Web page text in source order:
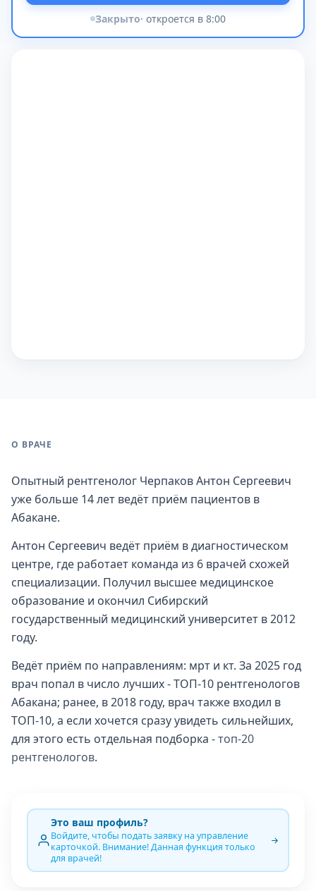
Закрыто· откроется в 8:00
О ВРАЧЕ
Опытный рентгенолог Черпаков Антон Сергеевич
уже больше 14 лет ведёт приём пациентов в
Абакане.
Антон Сергеевич ведёт приём в диагностическом
центре, где работает команда из 6 врачей схожей
специализации. Получил высшее медицинское
образование и окончил Сибирский
государственный медицинский университет в 2012
году.
Ведёт приём по направлениям: мрт и кт. За 2025 год
врач попал в число лучших - ТОП-10 рентгенологов
Абакана; ранее, в 2018 году, врач также входил в
ТОП-10, а если хочется сразу увидеть сильнейших,
для этого есть отдельная подборка -топ-20
рентгенологов.
Это ваш профиль?
Войдите, чтобы подать заявку на управление
карточкой. Внимание! Данная функция только
для врачей!